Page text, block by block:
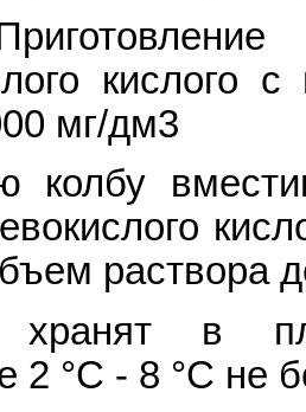
кислого
мг/дм3
колбу
раствора
хранят в
2 °C - 8 °C не